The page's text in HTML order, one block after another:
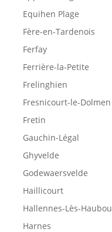
Equihen Plage
Fère-en-Tardenois
Ferfay
Ferrière-la-Petite
Frelinghien
Fresnicourt-le-Dolmen
Fretin
Gauchin-Légal
Ghyvelde
Godewaersvelde
Haillicourt
Hallennes-Lès-
Harnes